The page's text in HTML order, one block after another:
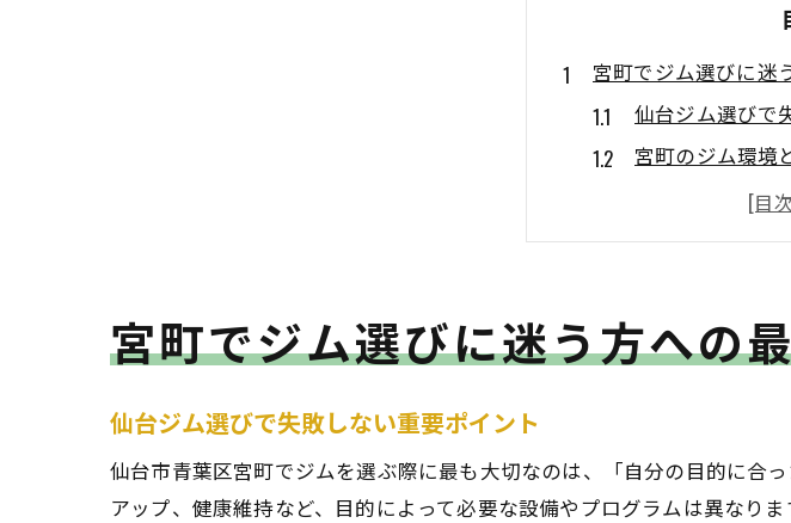
宮町でジム選びに迷
仙台ジム選びで
宮町のジム環境
ジムの通いやす
仙台ジムの最新
仙台エリアで理想の
仙台ジムを理想
仙台ジムおすす
宮町でジム選びに迷う方への
仙台ジム選びで失敗しない重要ポイント
仙台市青葉区宮町でジムを選ぶ際に最も大切なのは、「自分の目的に合
アップ、健康維持など、目的によって必要な設備やプログラムは異なり